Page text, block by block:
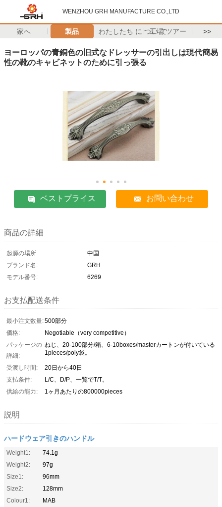
WENZHOU GRH MANUFACTURE CO.,LTD
家へ 製品 わたしたち に つい て工場 ツアー >>
ヨーロッパの青銅色の旧式なドレッサーの引出しは現代簡易
性の靴のキャビネットのために引っ張る
ベストプライス お問い合わせ
商品の詳細
起源の場所:
中国
ブランド名:
GRH
モデル番号:
6269
お支払配送条件
最小注文数量:500部分
価格:
Negotiable（very competitive）
パッケージの
詳細:
ねじ、20-100部分/箱、6-10boxes/masterカートンが付いている
1pieces/poly袋。
受渡し時間:
20日から40日
支払条件:
L/C、D/P、一覧でT/T。
供給の能力:
1ヶ月あたりの800000pieces
説明
ハードウェア引きのハンドル
Weight1:
74.1g
Weight2:
97g
Size1:
96mm
Size2:
128mm
Colour1:
MAB